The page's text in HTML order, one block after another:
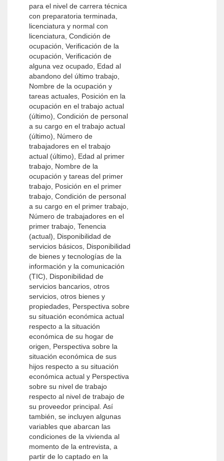
para el nivel de carrera técnica
con preparatoria terminada,
licenciatura y normal con
licenciatura, Condición de
ocupación, Verificación de la
ocupación, Verificación de
alguna vez ocupado, Edad al
abandono del último trabajo,
Nombre de la ocupación y
tareas actuales, Posición en la
ocupación en el trabajo actual
(último), Condición de personal
a su cargo en el trabajo actual
(último), Número de
trabajadores en el trabajo
actual (último), Edad al primer
trabajo, Nombre de la
ocupación y tareas del primer
trabajo, Posición en el primer
trabajo, Condición de personal
a su cargo en el primer trabajo,
Número de trabajadores en el
primer trabajo, Tenencia
(actual), Disponibilidad de
servicios básicos, Disponibilidad
de bienes y tecnologías de la
información y la comunicación
(TIC), Disponibilidad de
servicios bancarios, otros
servicios, otros bienes y
propiedades, Perspectiva sobre
su situación económica actual
respecto a la situación
económica de su hogar de
origen, Perspectiva sobre la
situación económica de sus
hijos respecto a su situación
económica actual y Perspectiva
sobre su nivel de trabajo
respecto al nivel de trabajo de
su proveedor principal. Así
también, se incluyen algunas
variables que abarcan las
condiciones de la vivienda al
momento de la entrevista, a
partir de lo captado en la